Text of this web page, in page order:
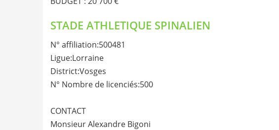
STADE ATHLETIQUE SPINALIEN
N° affiliation:500481
Ligue:Lorraine
District:Vosges
N° Nombre de licenciés:500
CONTACT
Monsieur Alexandre Bigoni